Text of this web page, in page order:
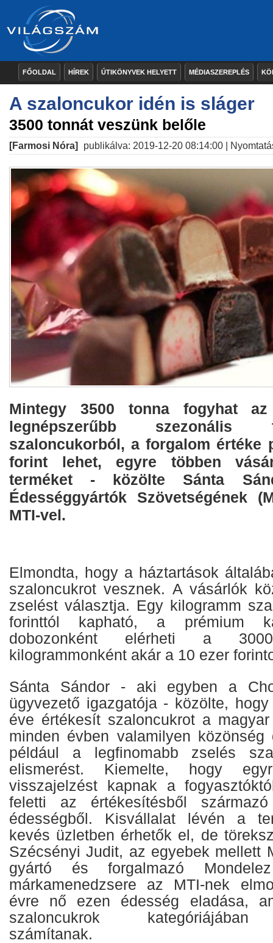
FŐOLDAL HÍREK ÚTIKÖNYVEK HELYETT MÉDIASZEREPLÉS
A szaloncukor idén is sláger
3500 tonnát veszünk belőle
[Farmosi Nóra] publikálva: 2019-12-20 08:14:00 |
Mintegy 3500 tonna fogyhat
legnépszerűbb szezonális
szaloncukorból, a forgalom értéke
forint lehet, egyre többen
terméket - közölte Sánta
Édességgyártók Szövetségének
MTI-vel.
Elmondta, hogy a háztartások
szaloncukrot vesznek. A vásárlók
zselést választja. Egy kilogramm
forinttól kapható, a prémium
dobozonként elérheti a
kilogrammonként akár a 10 ezer
Sánta Sándor - aki egyben a
ügyvezető igazgatója - közölte,
éve értékesít szaloncukrot a
minden évben valamilyen
például a legfinomabb zselés
elismerést. Kiemelte, hogy
visszajelzést kapnak a
feletti az értékesítésből
édességből. Kisvállalat lévén a
kevés üzletben érhetők el, de
Szécsényi Judit, az egyebek mellett
gyártó és forgalmazó
márkamenedzsere az MTI-nek
évre nő ezen édesség eladása,
szaloncukrok kategóriájában
számítanak.